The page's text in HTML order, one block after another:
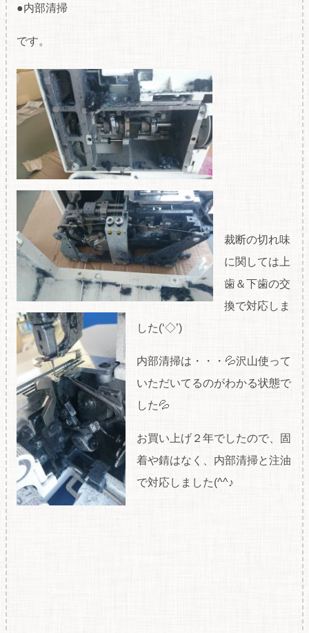
●内部清掃
です。
裁断の切れ味
に関しては上
歯＆下歯の交
換で対応しま
した(‘◇’)ゞ
内部清掃は・・・💦沢山使って
いただいてるのがわかる状態で
した💦
お買い上げ２年でしたので、固
着や錆はなく、内部清掃と注油
で対応しました(^^♪